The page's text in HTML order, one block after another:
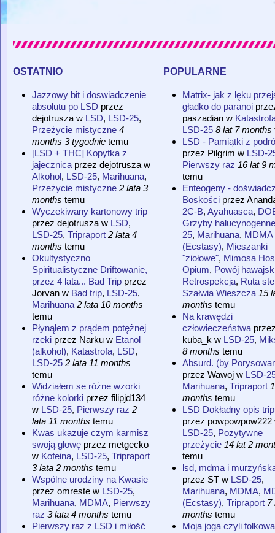
ostatnio
Jazzowy bit i doswiadczenie
absolutu po LSD przez
dejotrusza w LSD, LSD-25,
Przeżycie mistyczne 4
months 3 tygodnietemu
[LSD + THC] Kopytka z
jajecznica przez dejotrusza w
Alkohol, LSD-25, Marihuana,
Przeżycie mistyczne 2 lata 3
months temu
Wyczekiwany kartonowy trip
przez dejotrusza w LSD,
LSD-25, Tripraport 2 lata 4
months temu
Okultystyczno
Spiritualistyczne Driftowanie,
przez 4 lata... Bad Trip przez
Jorvan w Bad trip, LSD-25,
Marihuana 2 lata 10 months
temu
Płynąłem z prądem potężnej
rzeki przez Narku w Etanol
(alkohol), Katastrofa, LSD,
LSD-25 2 lata 11 months
temu
Widziałem se różne wzorki
różne kolorki przez filipjd134
w LSD-25, Pierwszy raz 2
lata 11 months temu
Kwas ukazuje czym karmisz
swoją głowę przez metgecko
w Kofeina, LSD-25, Tripraport
3 lata 2 months temu
Wspólne urodziny na Kwasie
przez omreste w LSD-25,
Marihuana, MDMA, Pierwszy
raz 3 lata 4 months temu
Pierwszy raz z LSD i miłość
popularne
Matrix- jak z lęku
gładko do paranoi
paszadian w
LSD-25 8 lat 7 months
LSD - Pamiątki z
przez Pilgrim w LSD-
Pierwszy raz 16 lat 9
temu
Enteogeny -
Boskości przez
2C-B, Ayahuasca,
Grzyby halucynogenne
25, Marihuana, MDMA
(Ecstasy), Mieszanki
"ziołowe", Mimosa
Opium, Powój
Retrospekcja, Ruta
Szałwia Wieszcza 15
months temu
Na krawędzi
człowieczeństwa
kuba_k w LSD-25,
8 months temu
Absurd. (by
przez Wawoj w LSD-
Marihuana, Tripraport
months temu
LSD Dokładny opis
przez powpowpow222
LSD-25, Pozytywne
przeżycie 14 lat 2
temu
lsd, mdma i
przez ST w LSD-25,
Marihuana, MDMA,
(Ecstasy), Tripraport 7
months temu
Moja joga czyli